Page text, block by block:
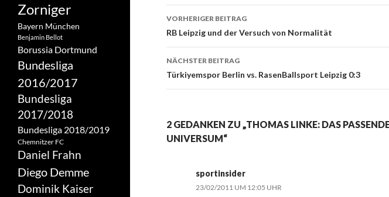
Beitrags-
Navigation
VORHERIGER BEITRAG
RB Leipzig und der Versuch von Normalität
NÄCHSTER BEITRAG
Türkiyemspor Berlin vs. RasenBallsport Leipzig 0:3
2 GEDANKEN ZU „THOMAS LINKE: DAS
UNIVERSUM“
sportinsider
23/02/2011 UM 12:05 UHR
Zorniger
Bayern München
Benjamin Bellot
Borussia Dortmund
Bundesliga
2016/2017
Bundesliga
2017/2018
Bundesliga 2018/2019
Chemnitzer FC
Daniel Frahn
Diego Demme
Dominik Kaiser